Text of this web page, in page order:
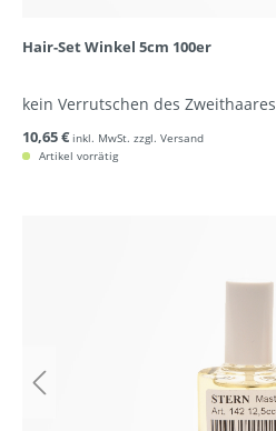
Hair-Set Winkel 5cm 100er
kein Verrutschen des Zweithaares
10,65 € inkl. MwSt. zzgl. Versand
Artikel vorrätig